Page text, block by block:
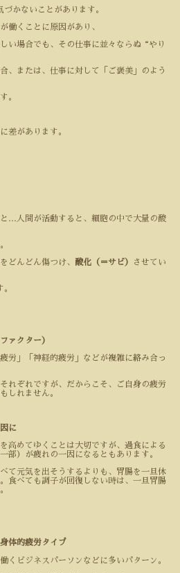
かないことがあります。
働くことに原因があり、
い場合でも、その仕事に並々ならぬ“やり
、または、仕事に対して「ご褒美」のよう
。
差があります。
… 人間が活動すると、細胞の中で大量の酸
どんどん傷つけ、 酸化（＝サビ）
させてい
ァクター）
労」「神経的疲労」などが複雑に絡み合っ
れぞれですが、だからこそ、ご自身の疲労
しれません。
に
高めてゆくことは大切ですが、過食による
部）が疲れの一因になるともあります。
て元気を出そうするよりも、胃腸を一旦休
食べても調子が回復しない時は、一旦胃腸
体的疲労タイプ
くビジネスパーソンなどに多いパターン。